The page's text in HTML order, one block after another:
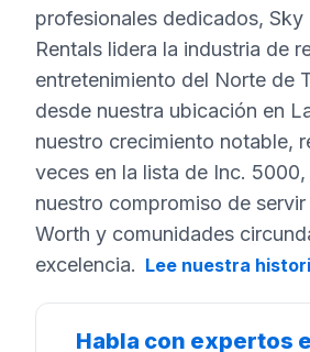
profesionales dedicados, Sky
Rentals lidera la industria de
entretenimiento del Norte de
desde nuestra ubicación en
nuestro crecimiento notable,
veces en la lista de Inc. 5000,
nuestro compromiso de
Worth y comunidades
excelencia. Lee nuestra
Habla con expertos